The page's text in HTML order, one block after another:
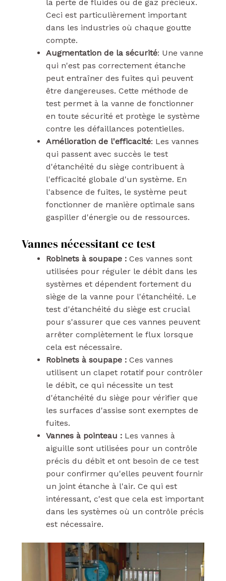
la perte de fluides ou de gaz précieux.
Ceci est particulièrement important
dans les industries où chaque goutte
compte.
Augmentation de la sécurité: Une vanne
qui n'est pas correctement étanche
peut entraîner des fuites qui peuvent
être dangereuses. Cette méthode de
test permet à la vanne de fonctionner
en toute sécurité et protège le système
contre les défaillances potentielles.
Amélioration de l'efficacité: Les vannes
qui passent avec succès le test
d'étanchéité du siège contribuent à
l'efficacité globale d'un système. En
l'absence de fuites, le système peut
fonctionner de manière optimale sans
gaspiller d'énergie ou de ressources.
Vannes nécessitant ce test
Robinets à soupape : Ces vannes sont
utilisées pour réguler le débit dans les
systèmes et dépendent fortement du
siège de la vanne pour l'étanchéité. Le
test d'étanchéité du siège est crucial
pour s'assurer que ces vannes peuvent
arrêter complètement le flux lorsque
cela est nécessaire.
Robinets à soupape : Ces vannes
utilisent un clapet rotatif pour contrôler
le débit, ce qui nécessite un test
d'étanchéité du siège pour vérifier que
les surfaces d'assise sont exemptes de
fuites.
Vannes à pointeau : Les vannes à
aiguille sont utilisées pour un contrôle
précis du débit et ont besoin de ce test
pour confirmer qu'elles peuvent fournir
un joint étanche à l'air. Ce qui est
intéressant, c'est que cela est important
dans les systèmes où un contrôle précis
est nécessaire.